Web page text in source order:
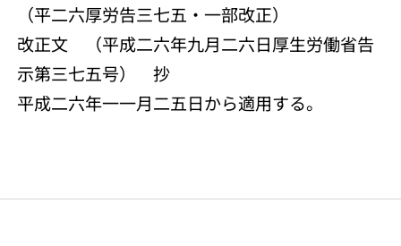
（平二六厚労告三七五・一部改正）
改正文 （平成二六年九月二六日厚生労働省告
示第三七五号） 抄
平成二六年一一月二五日から適用する。